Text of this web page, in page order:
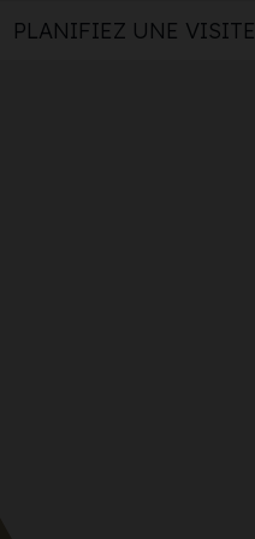
PLANIFIEZ UNE VISITE